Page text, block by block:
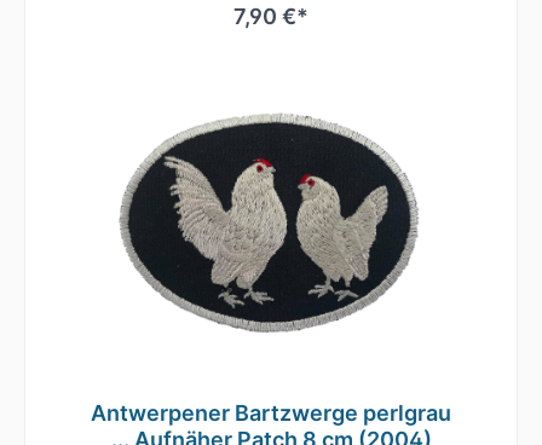
ID41039 MHD: bis April 2026 bei
sachgerechter LagerungInhaltsstoffeZucker
natürliche Aromen NährwerteNährwerte je
100 g:Energie 2346 kJ / 562 kcalFett 35
gdavon gesättigte Fettsäuren 21
gKohlenhydrate 53 gdavon Zucker 52
gEiweiß 7, 7 gSalz 0,20 g
7,90 €*
Antwerpener Bartzwerge perlgrau